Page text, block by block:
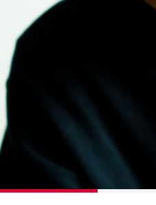
#エンタメ業界
運営会社 プ